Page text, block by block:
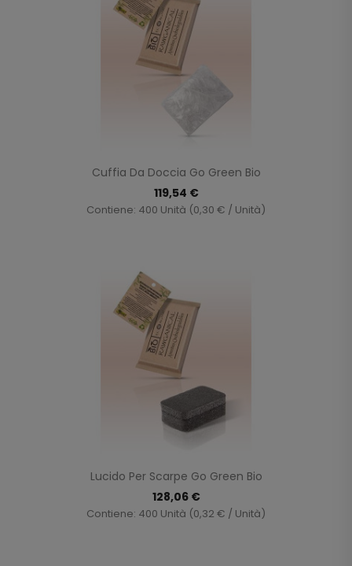
Cuffia Da Doccia Go Green Bio
119,54 €
Contiene: 400 Unità (0,30 € / Unità)
Lucido Per Scarpe Go Green Bio
128,06 €
Contiene: 400 Unità (0,32 € / Unità)